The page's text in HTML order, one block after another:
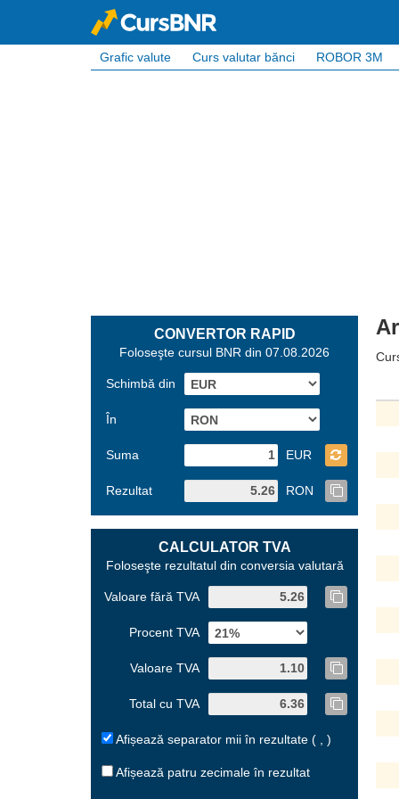
Grafic valute Curs valutar bănci ROBOR 3M
CONVERTOR RAPID
Foloseşte cursul BNR din 07.08.2026
Schimbă din
În
Suma EUR
Rezultat RON
CALCULATOR TVA
Foloseşte rezultatul din conversia valutară
Valoare fără TVA
Procent TVA
Valoare TVA
Total cu TVA
Afișează separator mii în rezultate ( , )
Afișează patru zecimale în rezultat